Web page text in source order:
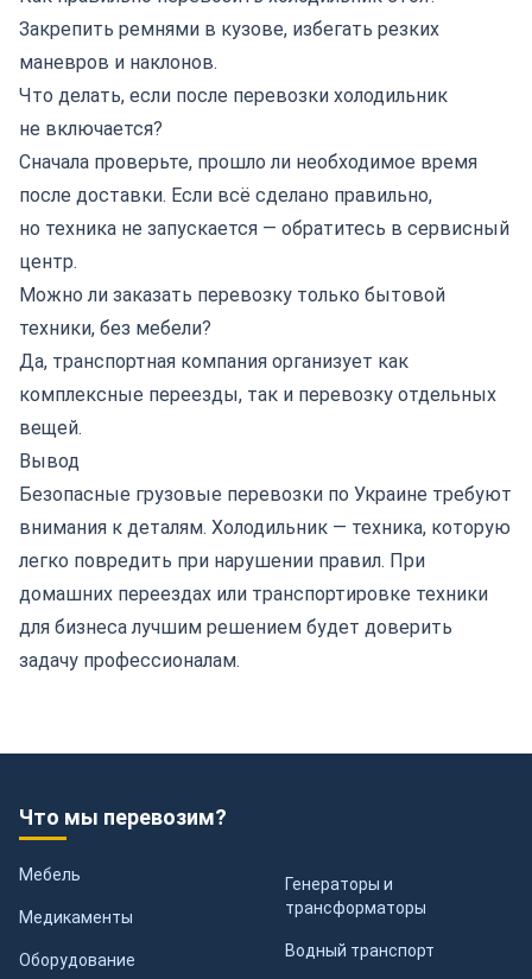
Закрепить ремнями в кузове, избегать резких
маневров и наклонов.
Что делать, если после перевозки холодильник
не включается?
Сначала проверьте, прошло ли необходимое время
после доставки. Если всё сделано правильно,
но техника не запускается — обратитесь в сервисный
центр.
Можно ли заказать перевозку только бытовой
техники, без мебели?
Да, транспортная компания организует как
комплексные переезды, так и перевозку отдельных
вещей.
Вывод
Безопасные грузовые перевозки по Украине требуют
внимания к деталям. Холодильник — техника, которую
легко повредить при нарушении правил. При
домашних переездах или транспортировке техники
для бизнеса лучшим решением будет доверить
задачу профессионалам.
Что мы перевозим?
Мебель
Медикаменты
Оборудование
Генераторы и
трансформаторы
Водный транспорт